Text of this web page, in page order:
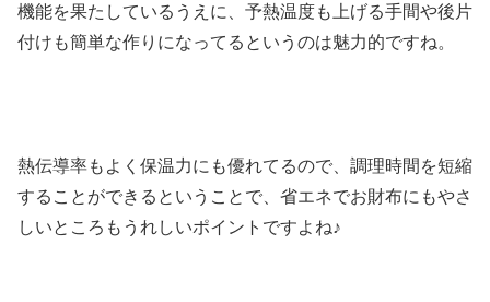
機能を果たしているうえに、予熱温度も上げる手間や後片
付けも簡単な作りになってるというのは魅力的ですね。
熱伝導率もよく保温力にも優れてるので、調理時間を短縮
することができるということで、省エネでお財布にもやさ
しいところもうれしいポイントですよね♪